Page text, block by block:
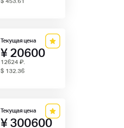
Текущая цена
¥ 20600
12624 ₽.
$ 132.36
Текущая цена
¥ 300600